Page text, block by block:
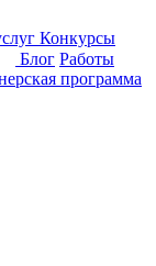
Конкурсы
Блог Работы
программа